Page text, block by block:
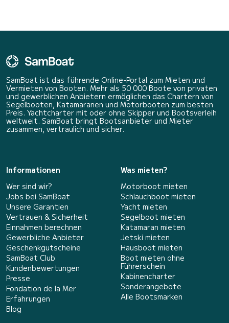
SamBoat ist das führende Online-Portal zum Mieten und
Vermieten von Booten. Mehr als 50 000 Boote von privaten
und gewerblichen Anbietern ermöglichen das Chartern von
Segelbooten, Katamaranen und Motorbooten zum besten
Preis. Yachtcharter mit oder ohne Skipper und Bootsverleih
weltweit. SamBoat bringt Bootsanbieter und Mieter
zusammen, vertraulich und sicher.
Informationen
Wer sind wir?
Jobs bei SamBoat
Unsere Garantien
Vertrauen & Sicherheit
Einnahmen berechnen
Gewerbliche Anbieter
Geschenkgutscheine
SamBoat Club
Kundenbewertungen
Presse
Fondation de la Mer
Erfahrungen
Blog
Was mieten?
Motorboot mieten
Schlauchboot mieten
Yacht mieten
Segelboot mieten
Katamaran mieten
Jetski mieten
Hausboot mieten
Boot mieten ohne
Führerschein
Kabinencharter
Sonderangebote
Alle Bootsmarken